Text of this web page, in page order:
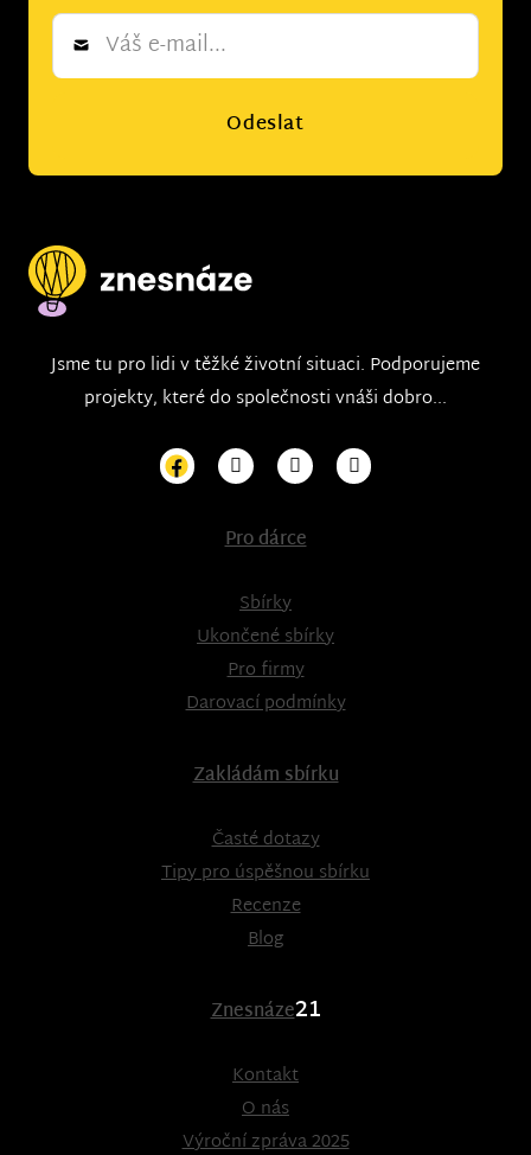
Newsletter
Odeslat
Jsme tu pro lidi v těžké životní situaci. Podporujeme
projekty, které do společnosti vnáši dobro...
Pro dárce
Sbírky
Ukončené sbírky
Pro firmy
Darovací podmínky
Zakládám sbírku
Časté dotazy
Tipy pro úspěšnou sbírku
Recenze
Blog
Znesnáze21
Kontakt
O nás
Výroční zpráva 2025